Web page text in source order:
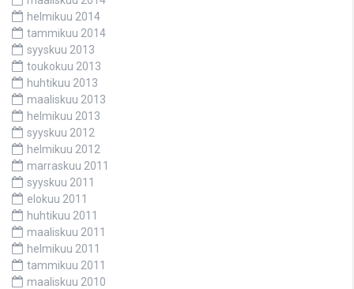
helmikuu 2014
tammikuu 2014
syyskuu 2013
toukokuu 2013
huhtikuu 2013
maaliskuu 2013
helmikuu 2013
syyskuu 2012
helmikuu 2012
marraskuu 2011
syyskuu 2011
elokuu 2011
huhtikuu 2011
maaliskuu 2011
helmikuu 2011
tammikuu 2011
maaliskuu 2010